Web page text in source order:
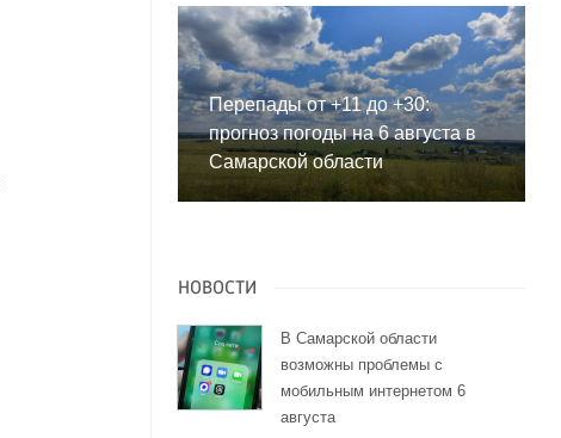
Перепады от +11 до +30:
прогноз погоды на 6 августа в
Самарской области
НОВОСТИ
В Самарской области
возможны проблемы с
мобильным интернетом 6
августа